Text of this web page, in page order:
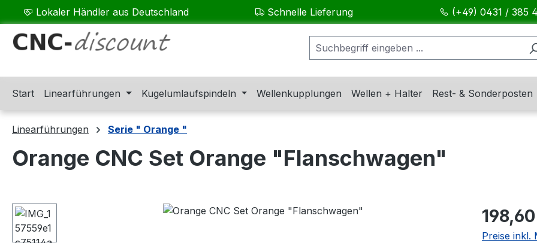
Hauptinhalt springen
Zur Suche springen
Zur Hauptnavigation springen
Lokaler Händler aus Deutschland Schnelle Lieferung (+49) 0431 / 385
Start Linearführungen Kugelumlaufspindeln Wellenkupplungen Wellen + Halter Rest- & Sonderposten
Linearführungen Serie " Orange "
Orange CNC Set Orange "Flanschwagen"
Bildergalerie überspringen Regulärer
Preise inkl.